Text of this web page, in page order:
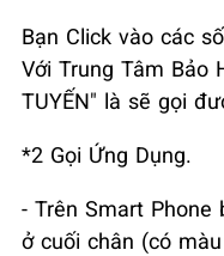
Bạn Click vào các
Với Trung Tâm Bảo
TUYẾN" là sẽ gọi
*2 Gọi Ứng Dụng.
- Trên Smart
ở cuối chân (có